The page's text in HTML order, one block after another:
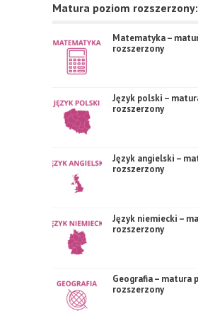
Matura poziom rozszerzony:
Matematyka –
rozszerzony
Język polski –
rozszerzony
Język angielski –
rozszerzony
Język niemiecki –
rozszerzony
Geografia – matura
rozszerzony